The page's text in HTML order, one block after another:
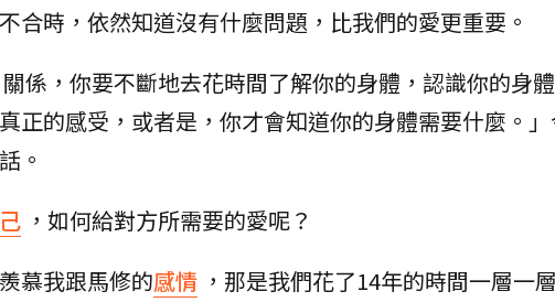
合時，依然知道沒有什麼問題，比我們的愛更重要。
關係，你要不斷地去花時間了解你的身體，認識你的身
正的感受，或者是，你才會知道你的身體需要什麼。
。
，如何給對方所需要的愛呢？
慕我跟馬修的感情 ，那是我們花了14年的時間一層一